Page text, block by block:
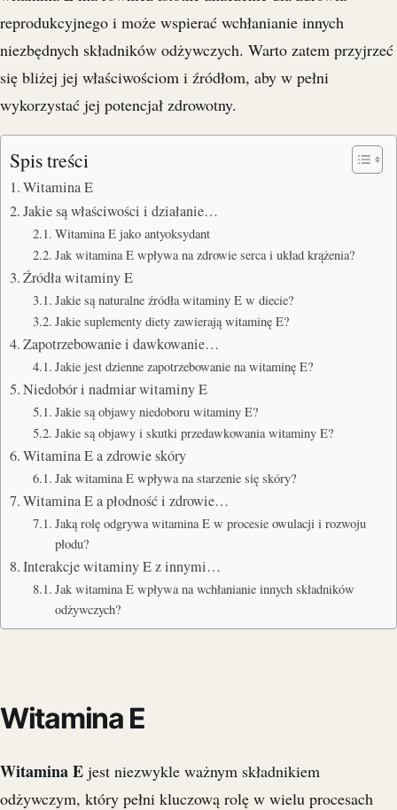
reprodukcyjnego i może wspierać wchłanianie innych
niezbędnych składników odżywczych. Warto zatem przyjrzeć
się bliżej jej właściwościom i źródłom, aby w pełni
wykorzystać jej potencjał zdrowotny.
Spis treści
Witamina E
Jakie są właściwości i działanie…
Witamina E jako antyoksydant
Jak witamina E wpływa na zdrowie serca i układ krążenia?
Źródła witaminy E
Jakie są naturalne źródła witaminy E w diecie?
Jakie suplementy diety zawierają witaminę E?
Zapotrzebowanie i dawkowanie…
Jakie jest dzienne zapotrzebowanie na witaminę E?
Niedobór i nadmiar witaminy E
Jakie są objawy niedoboru witaminy E?
Jakie są objawy i skutki przedawkowania witaminy E?
Witamina E a zdrowie skóry
Jak witamina E wpływa na starzenie się skóry?
Witamina E a płodność i zdrowie…
Jaką rolę odgrywa witamina E w procesie owulacji i rozwoju
płodu?
Interakcje witaminy E z innymi…
Jak witamina E wpływa na wchłanianie innych składników
odżywczych?
Witamina E
Witamina E jest niezwykle ważnym składnikiem
odżywczym, który pełni kluczową rolę w wielu procesach